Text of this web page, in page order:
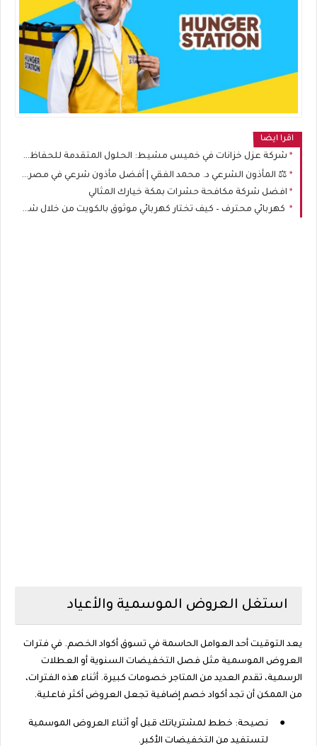
اقرا ايضا
شركة عزل خزانات في خميس مشيط: الحلول المتقدمة للحفاظ على جودة المياه وصحة الأسرة
⚖️ المأذون الشرعي د. محمد الفقي | أفضل مأذون شرعي في مصر لتوثيق الزواج والطلاق رسميًا
افضل شركة مكافحة حشرات بمكة خيارك المثالي
كهربائي محترف – كيف تختار كهربائي موثوق بالكويت من خلال شركة خدمات الكويت
استغل العروض الموسمية والأعياد
يعد التوقيت أحد العوامل الحاسمة في تسوق أكواد الخصم. في فترات
العروض الموسمية مثل فصل التخفيضات السنوية أو العطلات
الرسمية، تقدم العديد من المتاجر خصومات كبيرة. أثناء هذه الفترات،
من الممكن أن تجد أكواد خصم إضافية تجعل العروض أكثر فاعلية.
●
نصيحة: خطط لمشترياتك قبل أو أثناء العروض الموسمية
لتستفيد من التخفيضات الأكبر.